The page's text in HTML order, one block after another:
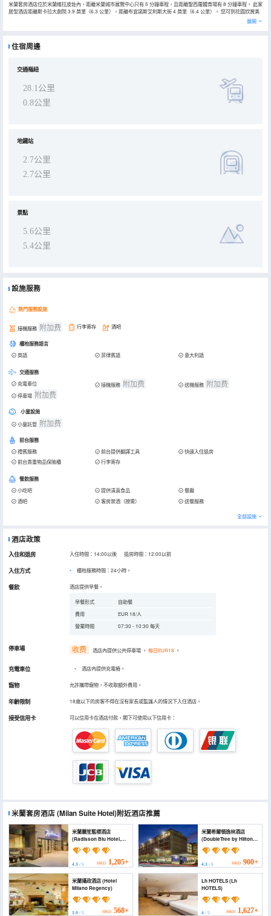
米蘭套房酒店位於米蘭維拉皮佐內，距離米蘭城市展覽中心只有 5 分鐘車程，且距離聖西羅體育場有 8 分鐘車程。 此家
居型酒店距離斯卡拉大劇院 3.9 英里（6.3 公里），距離布宜諾斯艾利斯大街 4 英里（6.4 公里）。 您可到花園欣賞美
景，還可利用禮賓服務和保姆服務（收費）等服務和設施。 您可以去主打意大利菜的BALANCE餐廳享用美味的晚餐；
也可以待在房間裏，享受部分時段客房送餐服務。在忙碌的一天後，不妨去酒吧/酒廊輕鬆一下。自助式早餐（收費）供
浴缸和液晶電視；選一間，好好款待一下自己。您的卧床備有羽絨被和高檔床上用品。提供衞星電視，可滿足您的娛樂
展開
住宿周邊
交通樞紐
28.1公里
0.8公里
地鐵站
2.7公里
2.7公里
景點
5.6公里
5.4公里
設施服務
熱門服務設施
接機服務 附加费 行李寄存 酒吧
櫃枱服務語言
英語 菲律賓語 意大利語
交通服務
充電車位 接機服務 附加费 送機服務 附加费
停車場 附加费
小童設施
小童託管 附加费
前台服務
禮賓服務 前台提供翻譯工具
快速入住退房
前台貴重物品保險櫃
行李寄存
餐飲服務
小吃吧 提供清真食品
餐廳
酒吧
客房禁酒（按需） 送餐服務
全部設施
酒店政策
入住和退房 入住時間：14:00以後 退房時間：12:00以前
入住方式 櫃枱服務時間：24小時。
餐飲 酒店提供早餐。
早餐形式
自助餐
費用
EUR 18/人
營業時間
07:30 - 10:30 每天
停車場 收费 酒店內提供公共停車場 ， 每日EUR18 。
充電車位 • 酒店內提供充電樁。
寵物 允許攜帶寵物，不收取額外費用。
年齡限制 18歲以下的房客不得在沒有家長或監護人的情況下入住酒店。
接受信用卡 可以信用卡在酒店付款，閣下可使用以下信用卡：
米蘭套房酒店(Milan Suite Hotel)附近酒店推薦
米蘭麗笙藍標酒店
(Radisson Blu Hotel,
Milan)
4.3 / 5 HKD 1,205+
米蘭希爾頓逸林酒店
(DoubleTree by Hilton
Milan)
4.3/ 5 HKD 900+
米蘭攝政酒店 (Hotel
Milano Regency)
3.9 / 5 HKD 568+
Lh HOTELS (Lh
HOTELS)
4/ 5 HKD 1,627+